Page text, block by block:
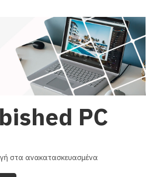
PC
στα ανακατασκευασμένα